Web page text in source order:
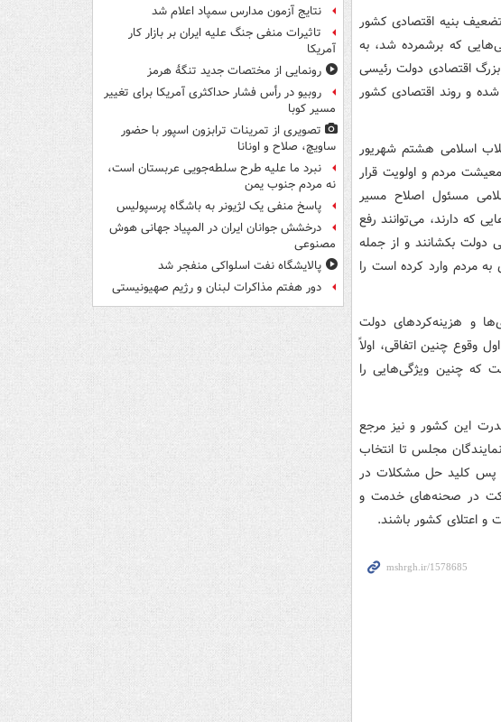
تضعیف بنیه اقتصادی کشور
که برشمرده شد، به
بزرگ اقتصادی دولت رئیسی
و روند اقتصادی کشور
اسلامی هشتم شهریور
مردم و اولویت قرار
مسئول اصلاح مسیر
که دارند، می‌توانند رفع
دولت بکشانند و از جمله
مردم وارد کرده است را
و هزینه‌کردهای دولت
وقوع چنین اتفاقی، اولاً
که چنین ویژگی‌هایی را
این کشور و نیز مرجع
مجلس تا انتخاب
پس کلید حل مشکلات در
در صحنه‌های خدمت و
و اعتلای کشور باشند.
نتایج آزمون مدارس سمپاد اعلام شد
تاثیرات منفی جنگ علیه ایران بر بازار کار
آمریکا
رونمایی از مختصات جدید تنگۀ هرمز
روبیو در رأس فشار حداکثری آمریکا برای تغییر
مسیر کوبا
تصویری از تمرینات ترابزون اسپور با حضور
ساویچ، صلاح و اونانا
نبرد ما علیه طرح سلطه‌جویی عربستان است،
نه مردم جنوب یمن
پاسخ منفی یک لژیونر به باشگاه پرسپولیس
درخشش جوانان ایران در المپیاد جهانی هوش
مصنوعی
پالایشگاه نفت اسلواکی منفجر شد
دور هفتم مذاکرات لبنان و رژیم صهیونیستی